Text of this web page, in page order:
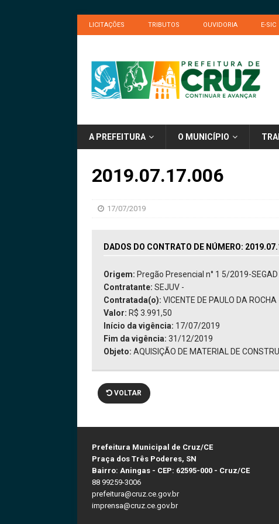
LICITAÇÕES TRIBUTOS OUVIDORIA E-SIC
A PREFEITURA O MUNICÍPIO
2019.07.17.006
17/07/2019
DADOS DO CONTRATO DE NÚMERO:
Origem: Pregão Presencial n° 1 5/2019-SEGAD
Contratante: SEJUV -
Contratada(o): VICENTE DE PAULO DA ROCHA
Valor: R$ 3.991,50
Início da vigência: 17/07/2019
Fim da vigência: 31/12/2019
Objeto: AQUISIÇÃO DE MATERIAL DE
VOLTAR
Prefeitura Municipal de Cruz/CE
Praça dos Três Poderes, SN
Bairro: Aningas - CEP: 62595-000 - Cruz/CE
88 99259-3006
prefeitura@cruz.ce.gov.br
imprensa@cruz.ce.gov.br